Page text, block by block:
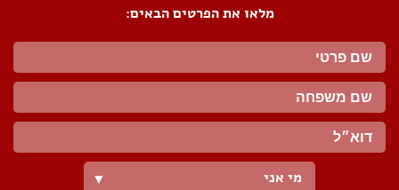
מלאו את הפרטים הבאים:
מי אני ▼